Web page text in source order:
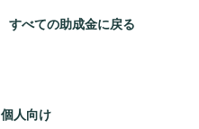
すべての助成金に戻る
個人向け